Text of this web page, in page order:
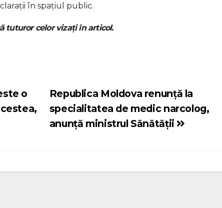
în spațiul public.
tuturor celor vizați în articol.
Republica Moldova renunță la
specialitatea de medic narcolog,
anunţă ministrul Sănătăţii
o